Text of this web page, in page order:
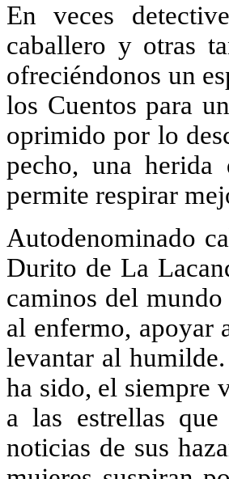
En veces
caballero y otras
ofreciéndonos un
los Cuentos para
oprimido por lo
pecho, una
permite respirar
Autodenominado
Durito de La
caminos del
al enfermo, apoyar
levantar al
ha sido, el siempre
a las estrellas
noticias de sus